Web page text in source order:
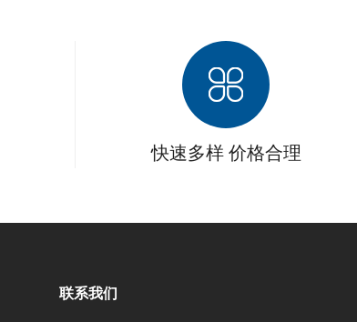
快速多样 价格合理
联系我们